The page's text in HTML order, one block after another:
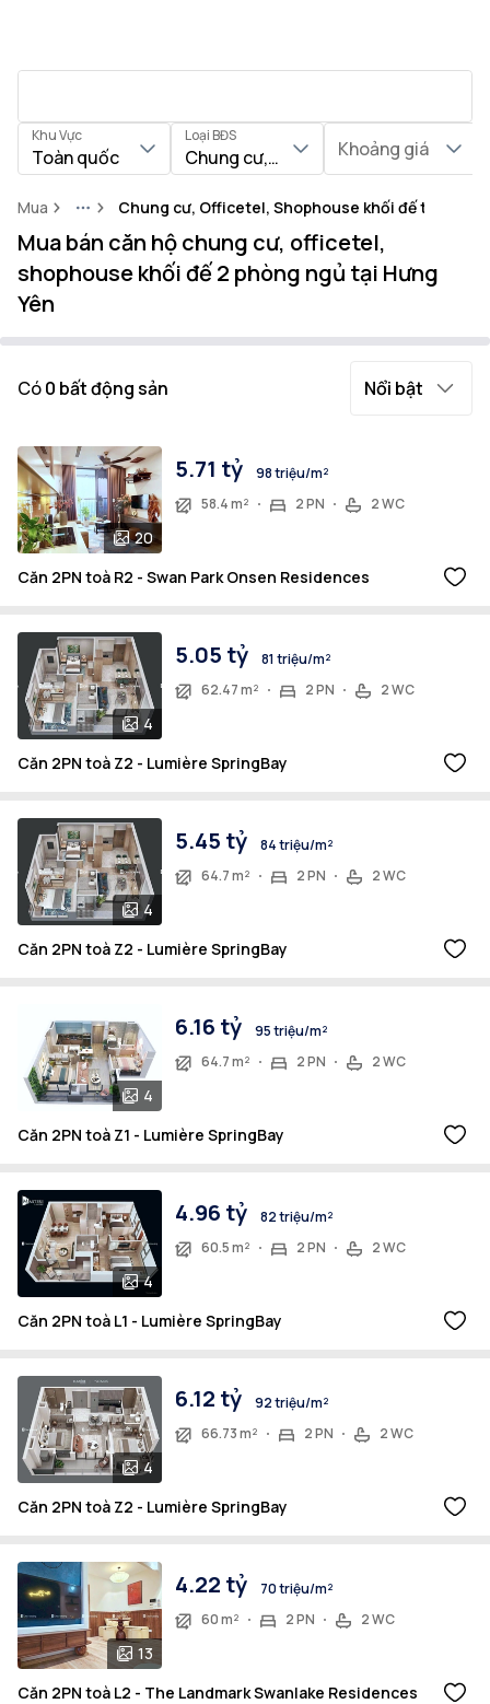
Khu Vực
Toàn quốc
Loại BĐS
Chung cư, Officetel, Shophouse khối
Khoảng giá
Mua MoreChung cư, Officetel, Shophouse khối đế tại Tỉnh
Mua bán căn hộ chung cư, officetel,
shophouse khối đế 2 phòng ngủ tại Hưng
Yên
Có0 bất động sản Nổi bật
20
5.71 tỷ
98 triệu/m²
58.4 m²
2 PN 2 WC
Căn 2PN toà R2 - Swan Park Onsen Residences
4
5.05 tỷ
81 triệu/m²
62.47 m²
2 PN 2 WC
Căn 2PN toà Z2 - Lumière SpringBay
4
5.45 tỷ
84 triệu/m²
64.7 m²
2 PN 2 WC
Căn 2PN toà Z2 - Lumière SpringBay
4
6.16 tỷ
95 triệu/m²
64.7 m²
2 PN 2 WC
Căn 2PN toà Z1 - Lumière SpringBay
4
4.96 tỷ
82 triệu/m²
60.5 m²
2 PN 2 WC
Căn 2PN toà L1 - Lumière SpringBay
4
6.12 tỷ
92 triệu/m²
66.73 m²
2 PN 2 WC
Căn 2PN toà Z2 - Lumière SpringBay
13
4.22 tỷ
70 triệu/m²
60 m²
2 PN 2 WC
Căn 2PN toà L2 - The Landmark Swanlake Residences